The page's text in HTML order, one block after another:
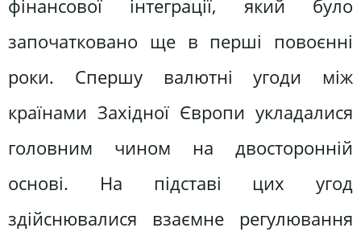
фінансової інтеграції, який було
започатковано ще в перші повоєнні
роки. Спершу валютні угоди між
країнами Західної Європи укладалися
головним чином на двосторонній
основі. На підставі цих угод
здійснювалися взаємне регулювання